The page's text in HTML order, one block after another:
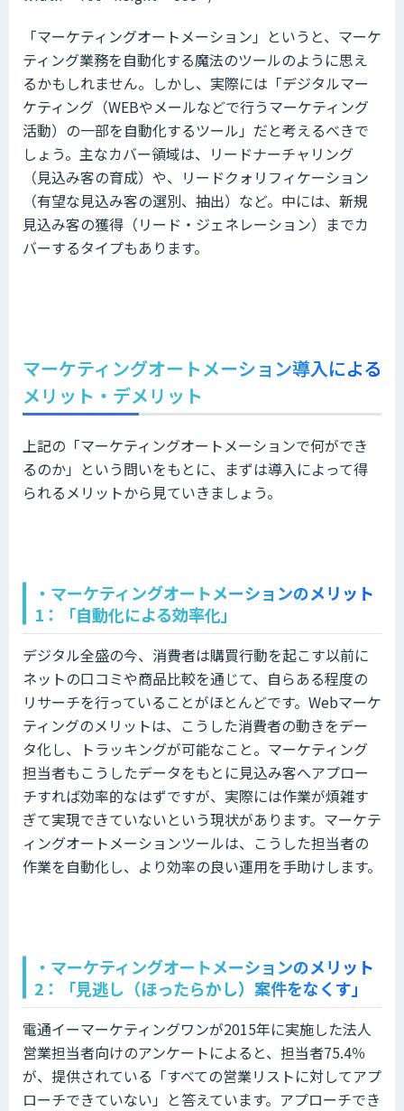
「マーケティングオートメーション」というと、マーケ
ティング業務を自動化する魔法のツールのように思え
るかもしれません。しかし、実際には「デジタルマー
ケティング（WEBやメールなどで行うマーケティング
活動）の一部を自動化するツール」だと考えるべきで
しょう。主なカバー領域は、リードナーチャリング
（見込み客の育成）や、リードクォリフィケーション
（有望な見込み客の選別、抽出）など。中には、新規
見込み客の獲得（リード・ジェネレーション）までカ
バーするタイプもあります。
マーケティングオートメーション導入による
メリット・デメリット
上記の「マーケティングオートメーションで何ができ
るのか」という問いをもとに、まずは導入によって得
られるメリットから見ていきましょう。
・マーケティングオートメーションのメリット
1：「自動化による効率化」
デジタル全盛の今、消費者は購買行動を起こす以前に
ネットの口コミや商品比較を通じて、自らある程度の
リサーチを行っていることがほとんどです。Webマーケ
ティングのメリットは、こうした消費者の動きをデー
タ化し、トラッキングが可能なこと。マーケティング
担当者もこうしたデータをもとに見込み客へアプロー
チすれば効率的なはずですが、実際には作業が煩雑す
ぎて実現できていないという現状があります。マーケテ
ィングオートメーションツールは、こうした担当者の
作業を自動化し、より効率の良い運用を手助けします。
・マーケティングオートメーションのメリット
2：「見逃し（ほったらかし）案件をなくす」
電通イーマーケティングワンが2015年に実施した法人
営業担当者向けのアンケートによると、担当者75.4％
が、提供されている「すべての営業リストに対してアプ
ローチできていない」と答えています。アプローチでき